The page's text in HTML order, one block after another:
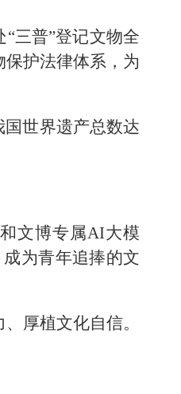
三普”登记文物全
护法律体系，为
世界遗产总数达
文博专属AI大模
为青年追捧的文
厚植文化自信。